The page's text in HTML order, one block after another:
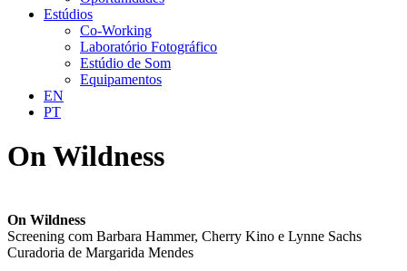
Estúdios
Co-Working
Laboratório Fotográfico
Estúdio de Som
Equipamentos
EN
PT
On Wildness
On Wildness
Screening com Barbara Hammer, Cherry Kino e Lynne Sachs
Curadoria de Margarida Mendes